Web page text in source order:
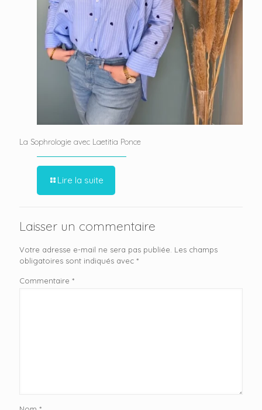
La Sophrologie avec Laetitia Ponce
Lire la suite
Laisser un commentaire
Votre adresse e-mail ne sera pas publiée. Les champs
obligatoires sont indiqués avec *
Commentaire *